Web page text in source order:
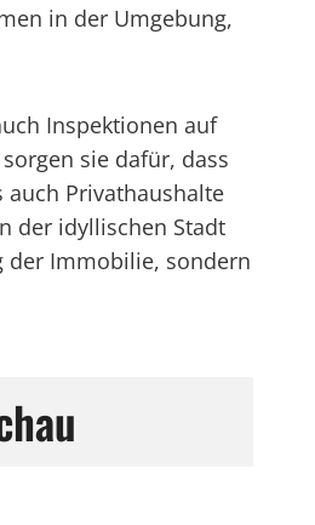
in der Umgebung,
Inspektionen auf
sie dafür, dass
Privathaushalte
der idyllischen Stadt
der Immobilie, sondern